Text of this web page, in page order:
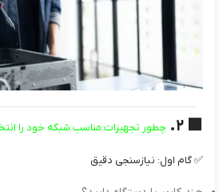
🟩 ۲. چطور تجهیزات مناسب شبکه خود را
✅ گام اول: نیازسنجی دقیق